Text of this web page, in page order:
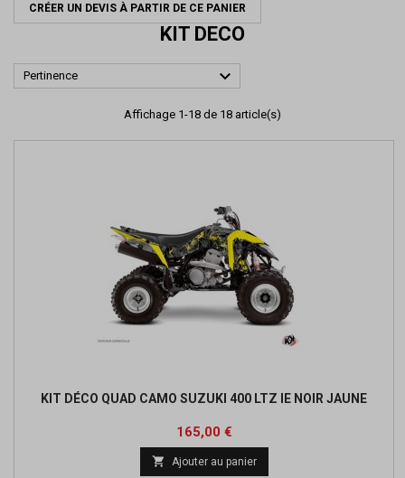
CRÉER UN DEVIS À PARTIR DE CE PANIER
KIT DECO
Pertinence 
Affichage 1-18 de 18 article(s)
KIT DÉCO QUAD CAMO SUZUKI 400 LTZ IE NOIR JAUNE
Prix
165,00 €
 Ajouter au panier